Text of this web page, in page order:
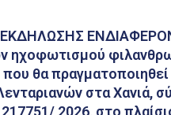
ηχοφωτισμού
θα
στα Χανιά,
217751/ 2026, στο